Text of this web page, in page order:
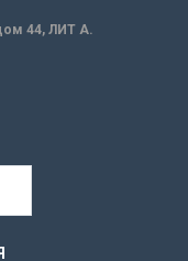
44, ЛИТ А.